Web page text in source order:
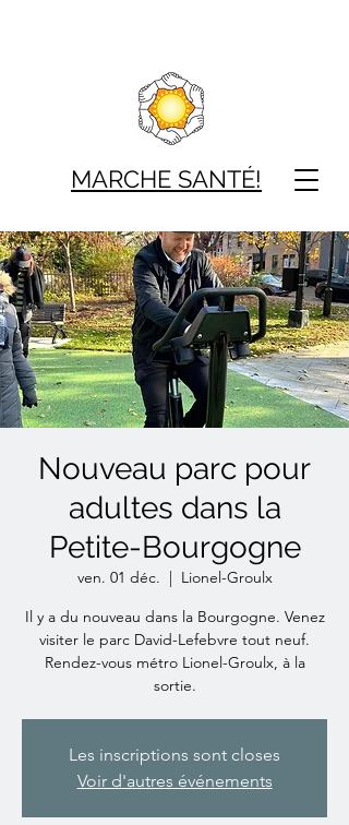
MARCHE SANTÉ!
Nouveau parc pour
adultes dans la
Petite-Bourgogne
ven. 01 déc.
  |
Lionel-Groulx
Il y a du nouveau dans la Bourgogne. Venez
visiter le parc David-Lefebvre tout neuf.
Rendez-vous métro Lionel-Groulx, à la
sortie.
Les inscriptions sont closes
Voir d'autres événements